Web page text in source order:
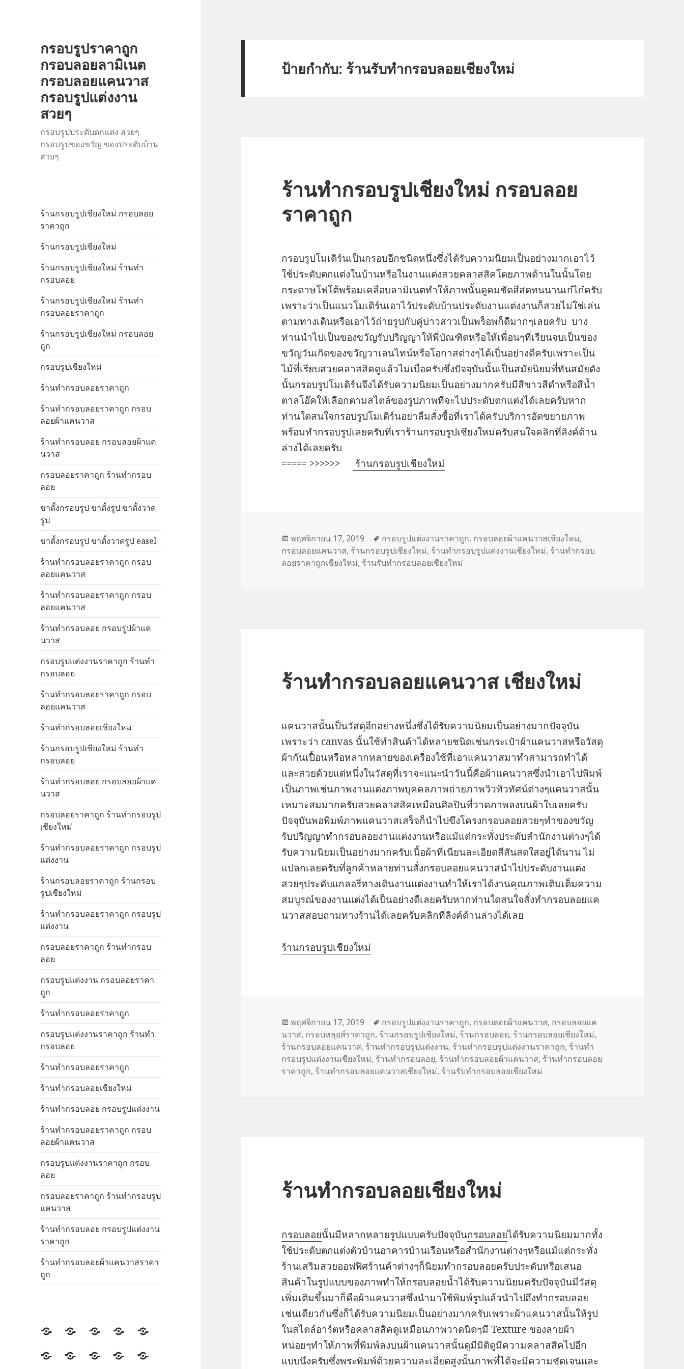
กรอบรูปราคาถูก
กรอบลอยลามิเนต
กรอบลอยแคนวาส
กรอบรูปแต่งงาน
สวยๆ
กรอบรูปประดับตกแต่ง สวยๆ
กรอบรูปของขวัญ ของประดับบ้าน
สวยๆ
ร้านกรอบรูปเชียงใหม่ กรอบลอย
ราคาถูก
ร้านกรอบรูปเชียงใหม่
ร้านกรอบรูปเชียงใหม่ ร้านทำ
กรอบลอย
ร้านกรอบรูปเชียงใหม่ ร้านทำ
กรอบลอยราคาถูก
ร้านกรอบรูปเชียงใหม่ กรอบลอย
ถูก
กรอบรูปเชียงใหม่
ร้านทำกรอบลอยราคาถูก
ร้านทำกรอบลอยราคาถูก กรอบ
ลอยผ้าแคนวาส
ร้านทำกรอบลอย กรอบลอยผ้าแค
นวาส
กรอบลอยราคาถูก ร้านทำกรอบ
ลอย
ขาตั้งกรอบรูป ขาตั้งรูป ขาตั้งวาด
รูป
ขาตั้งกรอบรูป ขาตั้งวาดรูป easel
ร้านทำกรอบลอยราคาถูก กรอบ
ลอยแคนวาส
ร้านทำกรอบลอยราคาถูก กรอบ
ลอยแคนวาส
ร้านทำกรอบลอย กรอบรูปผ้าแค
นวาส
กรอบรูปแต่งงานราคาถูก ร้านทำ
กรอบลอย
ร้านทำกรอบลอยราคาถูก กรอบ
ลอยแคนวาส
ร้านทำกรอบลอยเชียงใหม่
ร้านกรอบรูปเชียงใหม่ ร้านทำ
กรอบลอย
ร้านทำกรอบลอย กรอบลอยผ้าแค
นวาส
กรอบลอยราคาถูก ร้านทำกรอบรูป
เชียงใหม่
ร้านทำกรอบลอยราคาถูก กรอบรูป
แต่งงาน
ร้านกรอบลอยราคาถูก ร้านกรอบ
รูปเชียงใหม่
ร้านทำกรอบลอยราคาถูก กรอบรูป
แต่งงาน
กรอบลอยราคาถูก ร้านทำกรอบ
ลอย
กรอบรูปแต่งงาน กรอบลอยราคา
ถูก
ร้านทำกรอบลอยราคาถูก
กรอบรูปแต่งงานราคาถูก ร้านทำ
กรอบลอย
ร้านทำกรอบลอยราคาถูก
ร้านทำกรอบลอยเชียงใหม่
ร้านทำกรอบลอย กรอบรูปแต่งงาน
ร้านทำกรอบลอยราคาถูก กรอบ
ลอยผ้าแคนวาส
กรอบรูปแต่งงานราคาถูก กรอบ
ลอย
กรอบลอยราคาถูก ร้านทำกรอบรูป
แคนวาส
ร้านทำกรอบลอย กรอบรูปแต่งงาน
ราคาถูก
ร้านทำกรอบลอยผ้าแคนวาสราคา
ถูก
ร้าน
กรอบ
ร้าน
กรอบ
ร้าน
กรอบ
ร้าน
กรอบ
ร้าน
กรอบ
กรอบ
ร้าน
ร้าน
ร้าน
กรอบ
ป้ายกำกับ: ร้านรับทำกรอบลอยเชียงใหม่
ร้านทำกรอบรูปเชียงใหม่ กรอบลอย
ราคาถูก
กรอบรูปโมเดิร์นเป็นกรอบอีกชนิดหนึ่งซึ่งได้รับความนิยมเป็นอย่างมากเอาไว้
ใช้ประดับตกแต่งในบ้านหรือในงานแต่งสวยคลาสสิคโดยภาพด้านในนั้นโดย
กระดาษโฟโต้พร้อมเคลือบลามิเนตทำให้ภาพนั้นดูคมชัดสีสดทนนานเก๋ไก๋ครับ
เพราะว่าเป็นแนวโมเดิร์นเอาไว้ประดับบ้านประดับงานแต่งงานก็สวยไม่ใช่เล่น
ตามทางเดินหรือเอาไว้ถ่ายรูปกับคู่บ่าวสาวเป็นพร็อพก็ดีมากๆเลยครับ บาง
ท่านนำไปเป็นของขวัญรับปริญญาให้พี่บัณฑิตหรือให้เพื่อนๆที่เรียนจบเป็นของ
ขวัญวันเกิดของขวัญวาเลนไทน์หรือโอกาสต่างๆได้เป็นอย่างดีครับเพราะเป็น
ไม้ที่เรียบสวยคลาสสิคดูแล้วไม่เบื่อครับซึ่งปัจจุบันนั้นเป็นสมัยนิยมที่ทันสมัยดัง
นั้นกรอบรูปโมเดิร์นจึงได้รับความนิยมเป็นอย่างมากครับมีสีขาวสีดำหรือสีน้ำ
ตาลโอ๊คให้เลือกตามสไตล์ของรูปภาพที่จะไปประดับตกแต่งได้เลยครับหาก
ท่านใดสนใจกรอบรูปโมเดิร์นอย่าลืมสั่งซื้อที่เราได้ครับบริการอัดขยายภาพ
พร้อมทำกรอบรูปเลยครับที่เราร้านกรอบรูปเชียงใหม่ครับสนใจคลิกที่ลิงค์ด้าน
ล่างได้เลยครับ
===== >>>>>>
ร้านกรอบรูปเชียงใหม่
เขียน
เมื่อ
พฤศจิกายน 17, 2019
ป้าย
กำกับ
กรอบรูปแต่งงานราคาถูก, กรอบลอยผ้าแคนวาสเชียงใหม่,
กรอบลอยแคนวาส, ร้านกรอบรูปเชียงใหม่, ร้านทำกรอบรูปแต่งงานเชียงใหม่, ร้านทำกรอบ
ลอยราคาถูกเชียงใหม่, ร้านรับทำกรอบลอยเชียงใหม่
ร้านทำกรอบลอยแคนวาส เชียงใหม่
แคนวาสนั้นเป็นวัสดุอีกอย่างหนึ่งซึ่งได้รับความนิยมเป็นอย่างมากปัจจุบัน
เพราะว่า canvas นั้นใช้ทำสินค้าได้หลายชนิดเช่นกระเป๋าผ้าแคนวาสหรือวัสดุ
ผ้ากันเปื้อนหรือหลากหลายของเครื่องใช้ที่เอาแคนวาสมาทำสามารถทำได้
และสวยด้วยแต่หนึ่งในวัสดุที่เราจะแนะนำวันนี้คือผ้าแคนวาสซึ่งนำเอาไปพิมพ์
เป็นภาพเช่นภาพงานแต่งภาพบุคคลภาพถ่ายภาพวิวทิวทัศน์ต่างๆแคนวาสนั้น
เหมาะสมมากครับสวยคลาสสิคเหมือนศิลปินที่วาดภาพลงบนผ้าใบเลยครับ
ปัจจุบันพอพิมพ์ภาพแคนวาสเสร็จก็นำไปขึงโครงกรอบลอยสวยๆทำของขวัญ
รับปริญญาทํากรอบลอยงานแต่งงานหรือแม้แต่กระทั่งประดับสำนักงานต่างๆได้
รับความนิยมเป็นอย่างมากครับเนื้อผ้าที่เนียนละเอียดสีสันสดใสอยู่ได้นาน ไม่
แปลกเลยครับที่ลูกค้าหลายท่านสั่งกรอบลอยแคนวาสนำไปประดับงานแต่ง
สวยๆประดับแกลอรี่ทางเดินงานแต่งงานทำให้เราได้งานคุณภาพเติมเต็มความ
สมบูรณ์ของงานแต่งได้เป็นอย่างดีเลยครับหากท่านใดสนใจสั่งทำกรอบลอยแค
นวาสสอบถามทางร้านได้เลยครับคลิกที่ลิงค์ด้านล่างได้เลย
ร้านกรอบรูปเชียงใหม่
เขียน
เมื่อ
พฤศจิกายน 17, 2019
ป้าย
กำกับ
กรอบรูปแต่งงานราคาถูก, กรอบลอยผ้าแคนวาส, กรอบลอยแค
นวาส, กรอบหลุยส์ราคาถูก, ร้านกรอบรูปเชียงใหม่, ร้านกรอบลอย, ร้านกรอบลอยเชียงใหม่,
ร้านกรอบลอยแคนวาส, ร้านทำกรอบรูปแต่งงาน, ร้านทำกรอบรูปแต่งงานราคาถูก, ร้านทำ
กรอบรูปแต่งงานเชียงใหม่, ร้านทำกรอบลอย, ร้านทำกรอบลอยผ้าแคนวาส, ร้านทำกรอบลอย
ราคาถูก, ร้านทำกรอบลอยแคนวาสเชียงใหม่, ร้านรับทำกรอบลอยเชียงใหม่
ร้านทำกรอบลอยเชียงใหม่
กรอบลอยนั้นมีหลากหลายรูปแบบครับปัจจุบันกรอบลอยได้รับความนิยมมากทั้ง
ใช้ประดับตกแต่งตัวบ้านอาคารบ้านเรือนหรือสำนักงานต่างๆหรือแม้แต่กระทั่ง
ร้านเสริมสวยออฟฟิศร้านค้าต่างๆก็นิยมทำกรอบลอยครับประดับหรือเสนอ
สินค้าในรูปแบบของภาพทำให้กรอบลอยน้ำได้รับความนิยมครับปัจจุบันมีวัสดุ
เพิ่มเติมขึ้นมาก็คือผ้าแคนวาสซึ่งนำมาใช้พิมพ์รูปแล้วนำไปถึงทำกรอบลอย
เช่นเดียวกันซึ่งก็ได้รับความนิยมเป็นอย่างมากครับเพราะผ้าแคนวาสนั้นให้รูป
ในสไตล์อาร์ตหรือคลาสสิคดูเหมือนภาพวาดนิดๆมี Texture ของลายผ้า
หน่อยๆทำให้ภาพที่พิมพ์ลงบนผ้าแคนวาสนั้นดูมีมิติดูมีความคลาสสิคไปอีก
แบบนึงครับซึ่งพระพิมพ์ด้วยความละเอียดสูงนั้นภาพที่ได้จะมีความชัดเจนและ